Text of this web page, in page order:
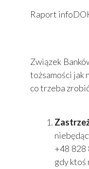
Raport
Związek
tożsamości jak
co trzeba
+48 828
gdy ktoś